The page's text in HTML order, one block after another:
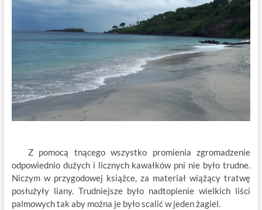
Z pomocą tnącego wszystko promienia zgromadzenie
odpowiednio dużych i licznych kawałków pni nie było trudne.
Niczym w przygodowej książce, za materiał wiążący tratwę
posłużyły liany. Trudniejsze było nadtopienie wielkich liści
palmowych tak aby można je było scalić w jeden żagiel.